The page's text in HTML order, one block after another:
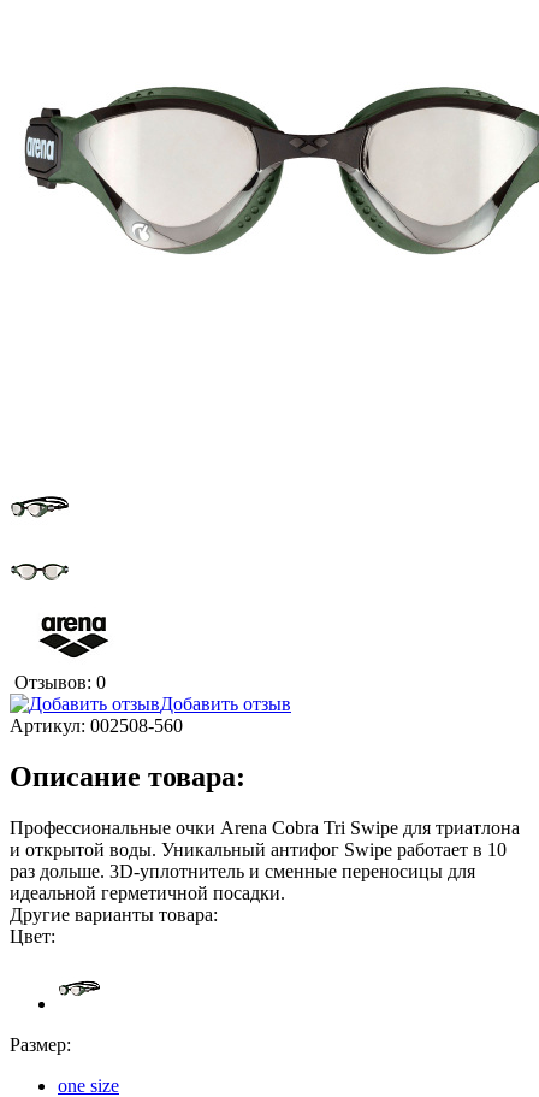
Отзывов: 0
Добавить отзыв
Артикул: 002508-560
Описание товара:
Профессиональные очки Arena Cobra Tri Swipe для триатлона
и открытой воды. Уникальный антифог Swipe работает в 10
раз дольше. 3D-уплотнитель и сменные переносицы для
идеальной герметичной посадки.
Другие варианты товара:
Цвет:
Размер:
one size